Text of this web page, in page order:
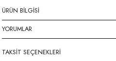
ÜRÜN BILGISI
YORUMLAR
TAKSIT SEÇENEKLERI